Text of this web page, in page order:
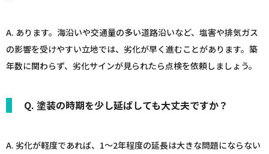
A. あります。海沿いや交通量の多い道路沿いなど、塩害や排気ガス
の影響を受けやすい立地では、劣化が早く進むことがあります。築
年数に関わらず、劣化サインが見られたら点検を依頼しましょう。
Q. 塗装の時期を少し延ばしても大丈夫ですか？
A. 劣化が軽度であれば、1〜2年程度の延長は大きな問題にならない